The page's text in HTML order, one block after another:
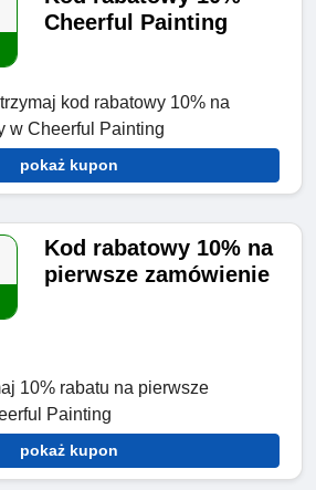
Cheerful Painting
kod rabatowy 10% na
w Cheerful Painting
pokaż kupon
Kod rabatowy 10% na
pierwsze zamówienie
10% rabatu na pierwsze
Painting
pokaż kupon